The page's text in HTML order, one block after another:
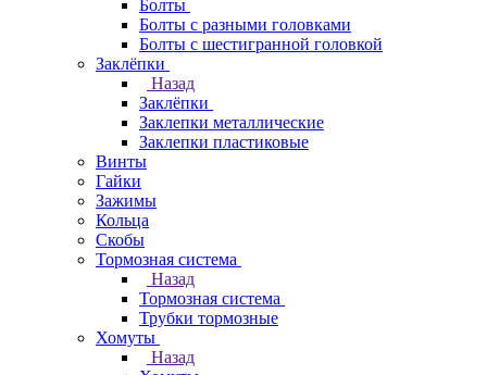
Болты
Болты с разными головками
Болты с шестигранной головкой
Заклёпки
Назад
Заклёпки
Заклепки металлические
Заклепки пластиковые
Винты
Гайки
Зажимы
Кольца
Скобы
Тормозная система
Назад
Тормозная система
Трубки тормозные
Хомуты
Назад